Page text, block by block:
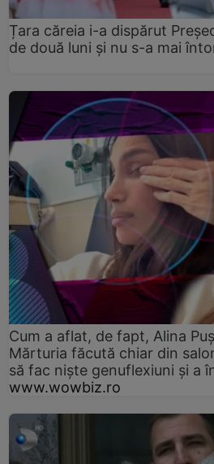
Țara căreia i-a dispărut
de două luni și nu s-a mai
Cum a aflat, de fapt, Alina
Mărturia făcută chiar din
să fac niște genuflexiuni și a
www.wowbiz.ro